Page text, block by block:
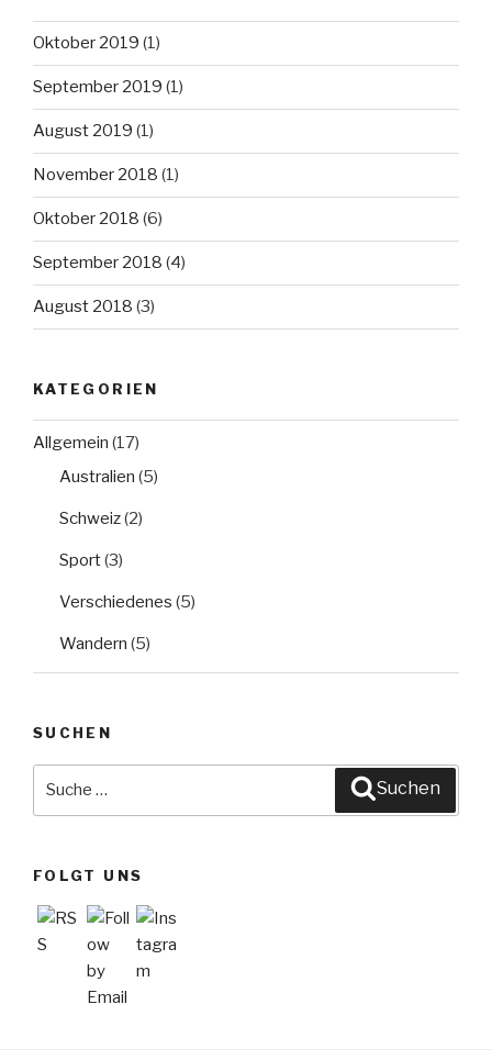
Oktober 2019 (1)
September 2019 (1)
August 2019 (1)
November 2018 (1)
Oktober 2018 (6)
September 2018 (4)
August 2018 (3)
KATEGORIEN
Allgemein (17)
Australien (5)
Schweiz(2)
Sport(3)
Verschiedenes (5)
Wandern (5)
SUCHEN
Suchen
FOLGT UNS